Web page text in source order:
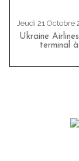
Jeudi 21 Octobre
Ukraine
terminal